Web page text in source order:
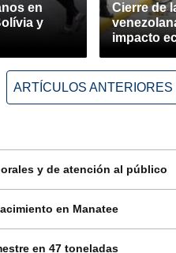
en
y
Cierre de
impacto
ARTÍCULOS ANTERIORES
y de atención al público
en Manatee
en 47 toneladas